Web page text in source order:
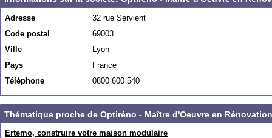
Adresse
32 rue Servient
Code postal
69003
Ville
Lyon
Pays
France
Téléphone
0800 600 540
Thématique proche de Optiréno - Maître d'Oeuvre en
Ertemo, construire votre maison modulaire